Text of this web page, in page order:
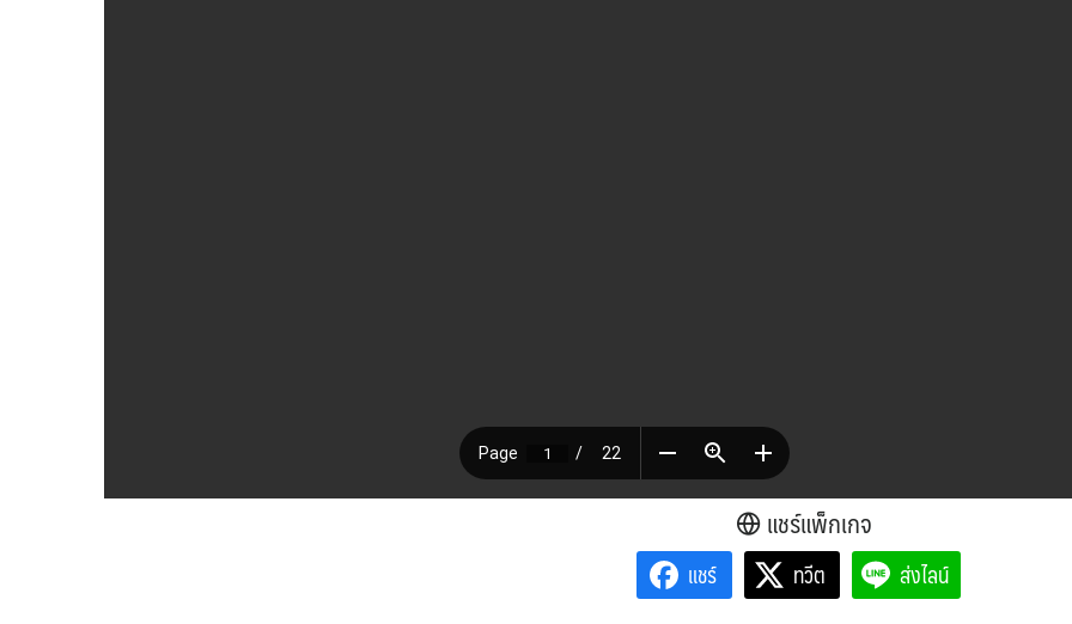
แชร์แพ็กเกจ
แชร์ ทวีต ส่งไลน์